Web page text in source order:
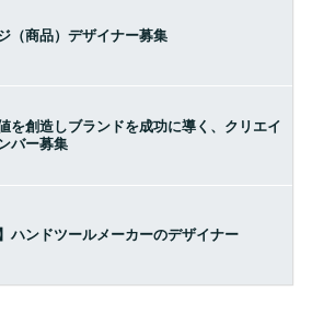
（商品）デザイナー募集
を創造しブランドを成功に導く、クリエイ
バー募集
ハンドツールメーカーのデザイナー